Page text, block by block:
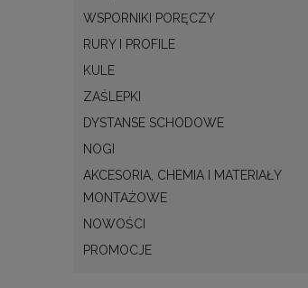
WSPORNIKI PORĘCZY
RURY I PROFILE
KULE
ZAŚLEPKI
DYSTANSE SCHODOWE
NOGI
AKCESORIA, CHEMIA I MATERIAŁY
MONTAŻOWE
NOWOŚCI
PROMOCJE